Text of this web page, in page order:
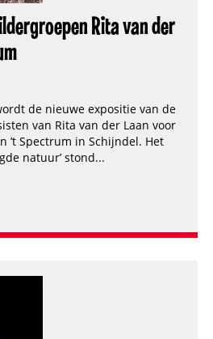
Rita van der
de nieuwe expositie van de
van Rita van der Laan voor
’t Spectrum in Schijndel. Het
natuur’ stond...